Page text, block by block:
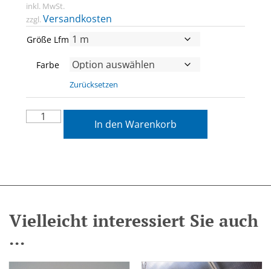
inkl. MwSt.
zzgl. Versandkosten
Größe Lfm
Farbe
Zurücksetzen
In den Warenkorb
Vielleicht interessiert Sie auch
...